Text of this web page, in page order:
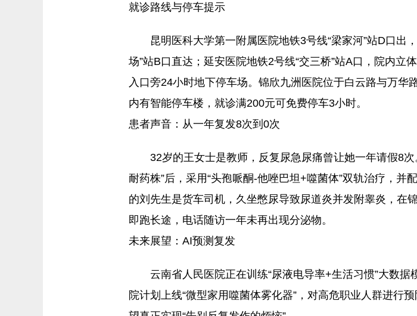
就诊路线与停车提示
昆明医科大学第一附属医院地铁3号线“梁家河”站D口出
场”站B口直达；延安医院地铁2号线“交三桥”站A口，院内立
入口旁24小时地下停车场。锦欣九洲医院位于白云路与万华
内有智能停车楼，就诊满200元可免费停车3小时。
患者声音：从一年复发8次到0次
32岁的王女士是教师，反复尿急尿痛曾让她一年请假8
耐药株”后，采用“头孢哌酮-他唑巴坦+噬菌体”双轨治疗，并
的刘先生是货车司机，久坐憋尿导致尿道炎并发附睾炎，在
即跑长途，电话随访一年未再出现分泌物。
未来展望：AI预测复发
云南省人民医院正在训练“尿液电导率+生活习惯”大数
院计划上线“微型家用噬菌体雾化器”，对高危职业人群进行